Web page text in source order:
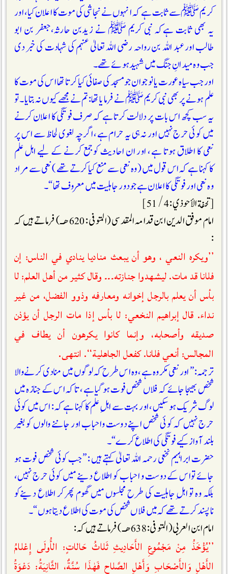
کریم ﷺسے ثابت ہے کہ انہوں نے نجاشی کی موت کا اعلان کيا، اور
يہ بھی ثابت ہےکہ نبی کریم ﷺ نے زیدبن حارثہ،جعفر بن ابو
طالب اور عبد اللہ بن رواحہ رضی اللہ تعالیٰ عنہم کی شہادت کی خبر دی
جب وہ ميدانِ جنگ میں شہید ہوئے تھے ۔
اور جب سیاہ عورت یا نوجوان جو مسجد کی صفائی کیا کرتا تھا اس کی موت کا
علم ہونے پر بھی نبی کریمﷺ نے فرمايا تھا: تم نے مجھے کیوں نہ بتایا ۔ تو
یہ سب کچھ اس بات پر دلالت کرتاہے کہ صرف فوتگی کا اعلان کرنے
میں کوئی حرج نہیں اور نہ ہی یہ حرام ہے، اگرچہ لغوی لحاظ سے اس پر
نعی کا اطلاق ہوتا ہے، اور ان احادیث کوجمع کرنے کے لیے اہل علم
کاکہنا ہے کہ اس قول میں ( وہ نعی سے منع کیا کرتے تھے ) نعی سے مراد
وہ نعی اور فوتگی کا اعلان ہے جو دور جاہلیت میں معروف تھا “۔
[تحفة الأحوذي : 4 / 51]
امام موفق الدين ابن قدامہ المقدسی (المتوفی : 620 ھـ) فرماتے ہیں کہ
:
’’ويكره النعي ، وهو أن يبعث مناديا ينادي في الناس: إن
فلانا قد مات. ليشهدوا جنازته۔۔۔ وقال كثير من أهل العلم: لا
بأس أن يعلم بالرجل إخوانه ومعارفه وذوو الفضل، من غير
نداء. قال إبراهيم النخعي: لا بأس إذا مات الرجل أن يؤذن
صديقه وأصحابه، وإنما كانوا يكرهون أن يطاف في
المجالس: أنعي فلانا. كفعل الجاهلية‘‘. انتهى.
ترجمہ: ” اور نعی مکروہ ہے، وہ اس طرح کہ لوگوں میں منادی کرنےوالا
شخص بھیجا جائے کہ فلاں شخص فوت ہو گيا ہے، تاکہ اس کے جنازہ میں
لوگ شریک ہو سکیں، اور بہت سے اہلِ علم کا کہنا ہے کہ : اس میں کوئی
حرج نہیں کہ کوئی شخص اپنے دوست واحباب اور جاننے والوں کو بغیر
بلند آوازکیے فوتگی کی اطلاع کرے“۔
حضرت ابراہيم نخعی رحمہ اللہ تعالیٰ کہتے ہیں : ”جب کوئی شخص فوت ہو
جائے تواس کے دوست و احباب کو اطلاع دینے ميں کوئی حرج نہیں،
بلکہ وہ تو اہل ِجاہلیت کی طرح مجلسوں ميں گھوم پھرکر اطلاع دینےکو
ناپسند کرتے تھے کہ میں فلاں شخص کی موت کی اطلاع دیتا ہوں “۔
امام ابن العربی(المتوفی : 638 ھـ) فرماتے ہیں کہ :
’’يُؤْخَذُ مِنْ مَجْمُوعِ الأَحَادِيثِ ثَلاثُ حَالاتٍ: الأُولَى إِعْلامُ
الأَهْلِ وَالأَصْحَابِ وَأَهْلِ الصَّلاحِ فَھٰذَا سُنَّةٌ، الثَّانِيَةُ: دَعْوَةُ